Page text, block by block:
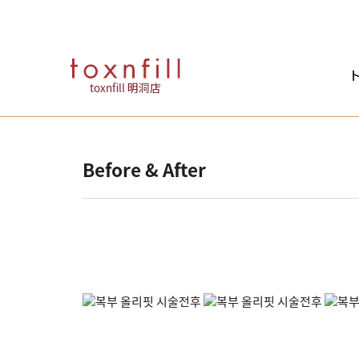
toxnfill 明洞店
Before & After